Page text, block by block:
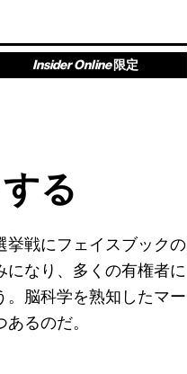
Insider Online 限定
る
挙戦にフェイスブックの
なり、多くの有権者に
。脳科学を熟知したマー
るのだ。